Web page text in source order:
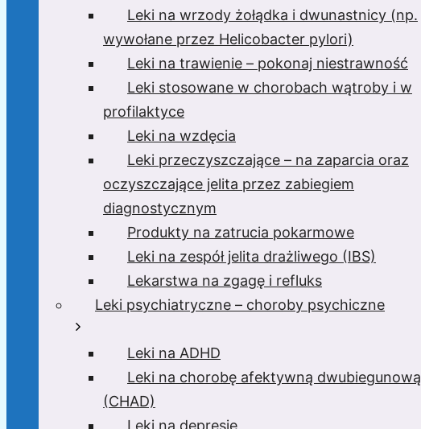
Leki na wrzody żołądka i dwunastnicy (np.
wywołane przez Helicobacter pylori)
Leki na trawienie – pokonaj niestrawność
Leki stosowane w chorobach wątroby i w
profilaktyce
Leki na wzdęcia
Leki przeczyszczające – na zaparcia oraz
oczyszczające jelita przez zabiegiem
diagnostycznym
Produkty na zatrucia pokarmowe
Leki na zespół jelita drażliwego (IBS)
Lekarstwa na zgagę i refluks
Leki psychiatryczne – choroby psychiczne
Leki na ADHD
Leki na chorobę afektywną dwubiegunową
(CHAD)
Leki na depresję